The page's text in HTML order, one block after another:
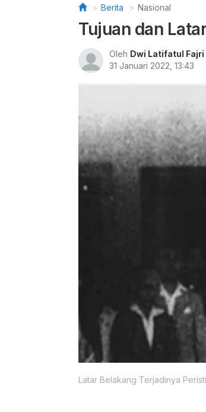
Berita Nasional
Tujuan dan
Oleh Dwi Latifatul Fajri
31 Januari 2022, 13:43
Latar Belakang Terjadinya